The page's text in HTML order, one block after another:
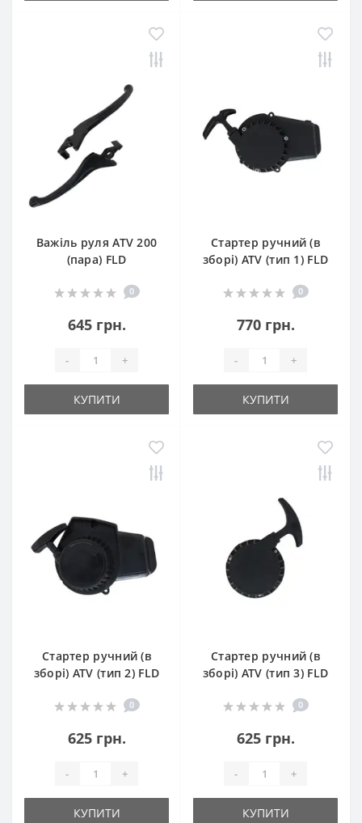
Важіль руля ATV 200
(пара) FLD
0
645 грн.
- +
КУПИТИ
Стартер ручний (в
зборі) ATV (тип 1) FLD
0
770 грн.
- +
КУПИТИ
Стартер ручний (в
зборі) ATV (тип 2) FLD
0
625 грн.
- +
КУПИТИ
Стартер ручний (в
зборі) ATV (тип 3) FLD
0
625 грн.
- +
КУПИТИ